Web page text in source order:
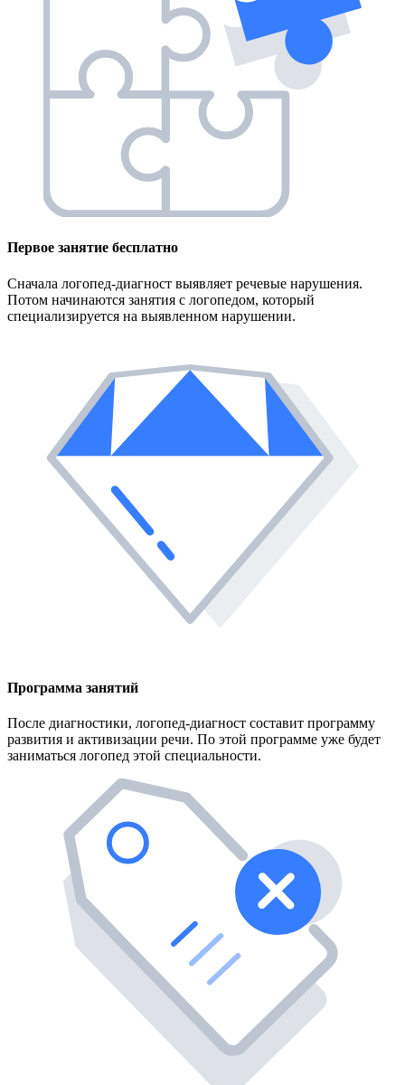
Первое занятие бесплатно
Сначала логопед-диагност выявляет речевые нарушения.
Потом начинаются занятия с логопедом, который
специализируется на выявленном нарушении.
Программа занятий
После диагностики, логопед-диагност составит программу
развития и активизации речи. По этой программе уже будет
заниматься логопед этой специальности.